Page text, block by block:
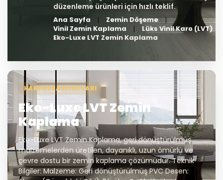
Ana Sayfa
Zemin Döşeme
Vinil Zemin Kaplama
Lüks Vinil Karo (LVT)
Eko-Luxe LVT Zemin Kaplama
HARPUSTA FIYATLARI
Eko-Luxe LVT Zemin
Kaplama
Eko-Luxe LVT Zemin Kaplama, geri dönüştürülmüş
malzemelerden üretilen, dayanıklı, uzun ömürlü ve
çevre dostu bir zemin kaplama çözümüdür. Teknik
Bilgiler: Malzeme: Geri dönüştürülmüş PVC Desen: